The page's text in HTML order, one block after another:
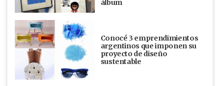
álbum
Conocé 3 emprendimientos
argentinos que imponen su
proyecto de diseño
sustentable